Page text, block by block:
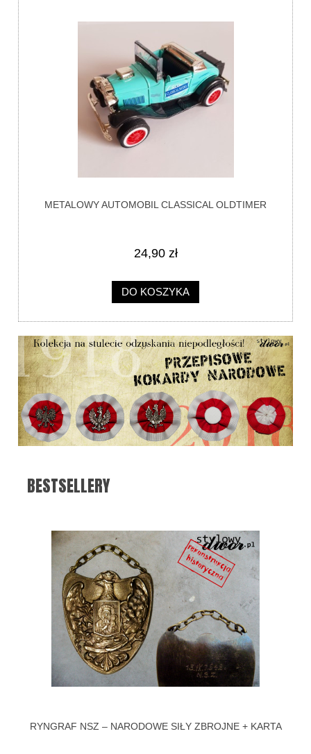
METALOWY AUTOMOBIL CLASSICAL OLDTIMER
24,90 zł
DO KOSZYKA
BESTSELLERY
RYNGRAF NSZ – NARODOWE SIŁY ZBROJNE + KARTA